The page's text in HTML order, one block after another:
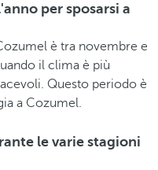
per sposarsi a
è tra novembre e
il clima è più
Questo periodo è
a Cozumel.
le varie stagioni